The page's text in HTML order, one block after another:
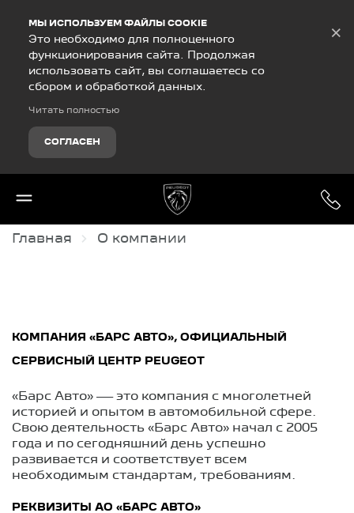
МЫ ИСПОЛЬЗУЕМ ФАЙЛЫ COOKIE
Это необходимо для полноценного
функционирования сайта. Продолжая
использовать сайт, вы соглашаетесь со
сбором и обработкой данных.
Читать полностью
СОГЛАСЕН
×
Главная О компании
КОМПАНИЯ «БАРС АВТО», ОФИЦИАЛЬНЫЙ
СЕРВИСНЫЙ ЦЕНТР PEUGEOT
«Барс Авто» — это компания с многолетней
историей и опытом в автомобильной сфере.
Свою деятельность «Барс Авто» начал с 2005
года и по сегодняшний день успешно
развивается и соответствует всем
необходимым стандартам, требованиям.
РЕКВИЗИТЫ АО «БАРС АВТО»